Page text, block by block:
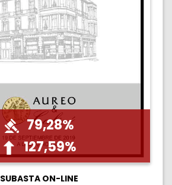
79,28%
127,59%
SUBASTA ON-LINE